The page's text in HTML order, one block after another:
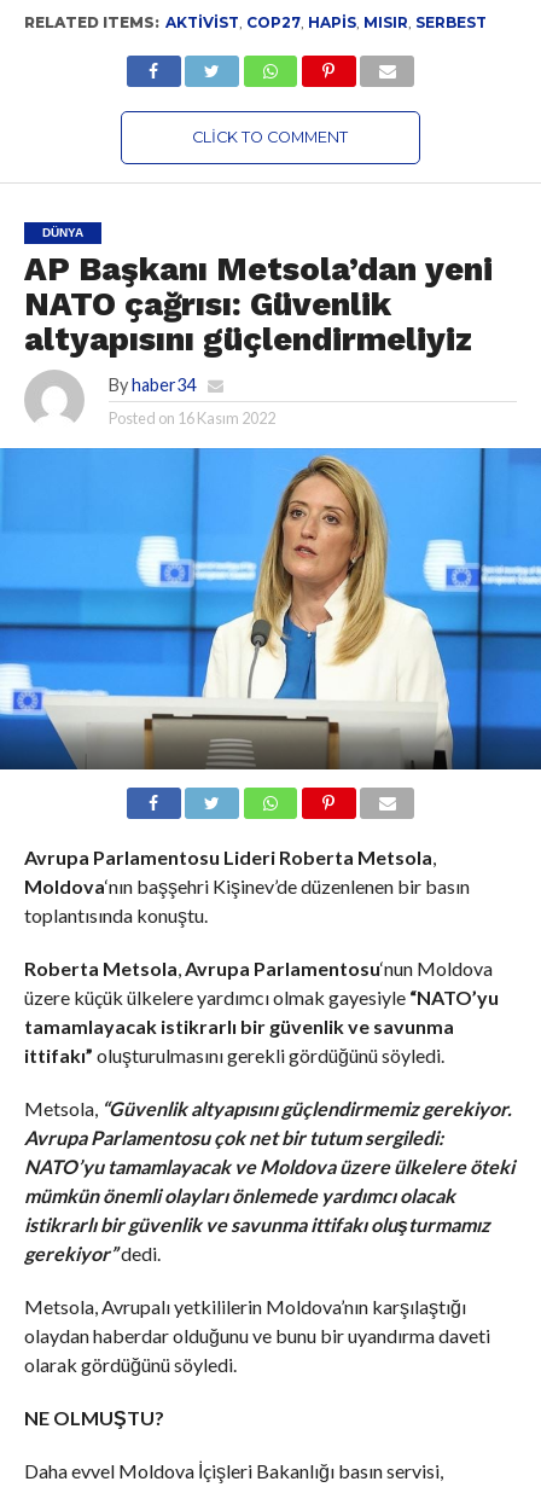
RELATED ITEMS: AKTIVIST, COP27, HAPIS, MISIR, SERBEST
CLICK TO COMMENT
DÜNYA
AP Başkanı Metsola’dan yeni
NATO çağrısı: Güvenlik
altyapısını güçlendirmeliyiz
By haber34
Posted on 16 Kasım 2022
Avrupa Parlamentosu Lideri Roberta Metsola
Moldova‘nın başşehri Kişinev’de düzenlenen bir basın
toplantısında konuştu.
Roberta Metsola Avrupa Parlamentosu‘nun Moldova
üzere küçük ülkelere yardımcı olmak gayesiyle “NATO’yu
tamamlayacak istikrarlı bir güvenlik ve savunma
ittifakı” oluşturulmasını gerekli gördüğünü söyledi.
Metsola, “Güvenlik altyapısını güçlendirmemiz gerekiyor.
Avrupa Parlamentosu çok net bir tutum sergiledi:
NATO’yu tamamlayacak ve Moldova üzere ülkelere öteki
mümkün önemli olayları önlemede yardımcı olacak
istikrarlı bir güvenlik ve savunma ittifakı oluşturmamız
gerekiyor”dedi.
Metsola, Avrupalı yetkililerin Moldova’nın karşılaştığı
olaydan haberdar olduğunu ve bunu bir uyandırma daveti
olarak gördüğünü söyledi.
NE OLMUŞTU?
Daha evvel Moldova İçişleri Bakanlığı basın servisi,